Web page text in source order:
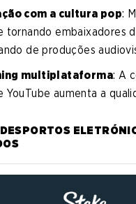
com a cultura pop:
tornando embaixadores
de produções
multiplataforma: A
YouTube aumenta a